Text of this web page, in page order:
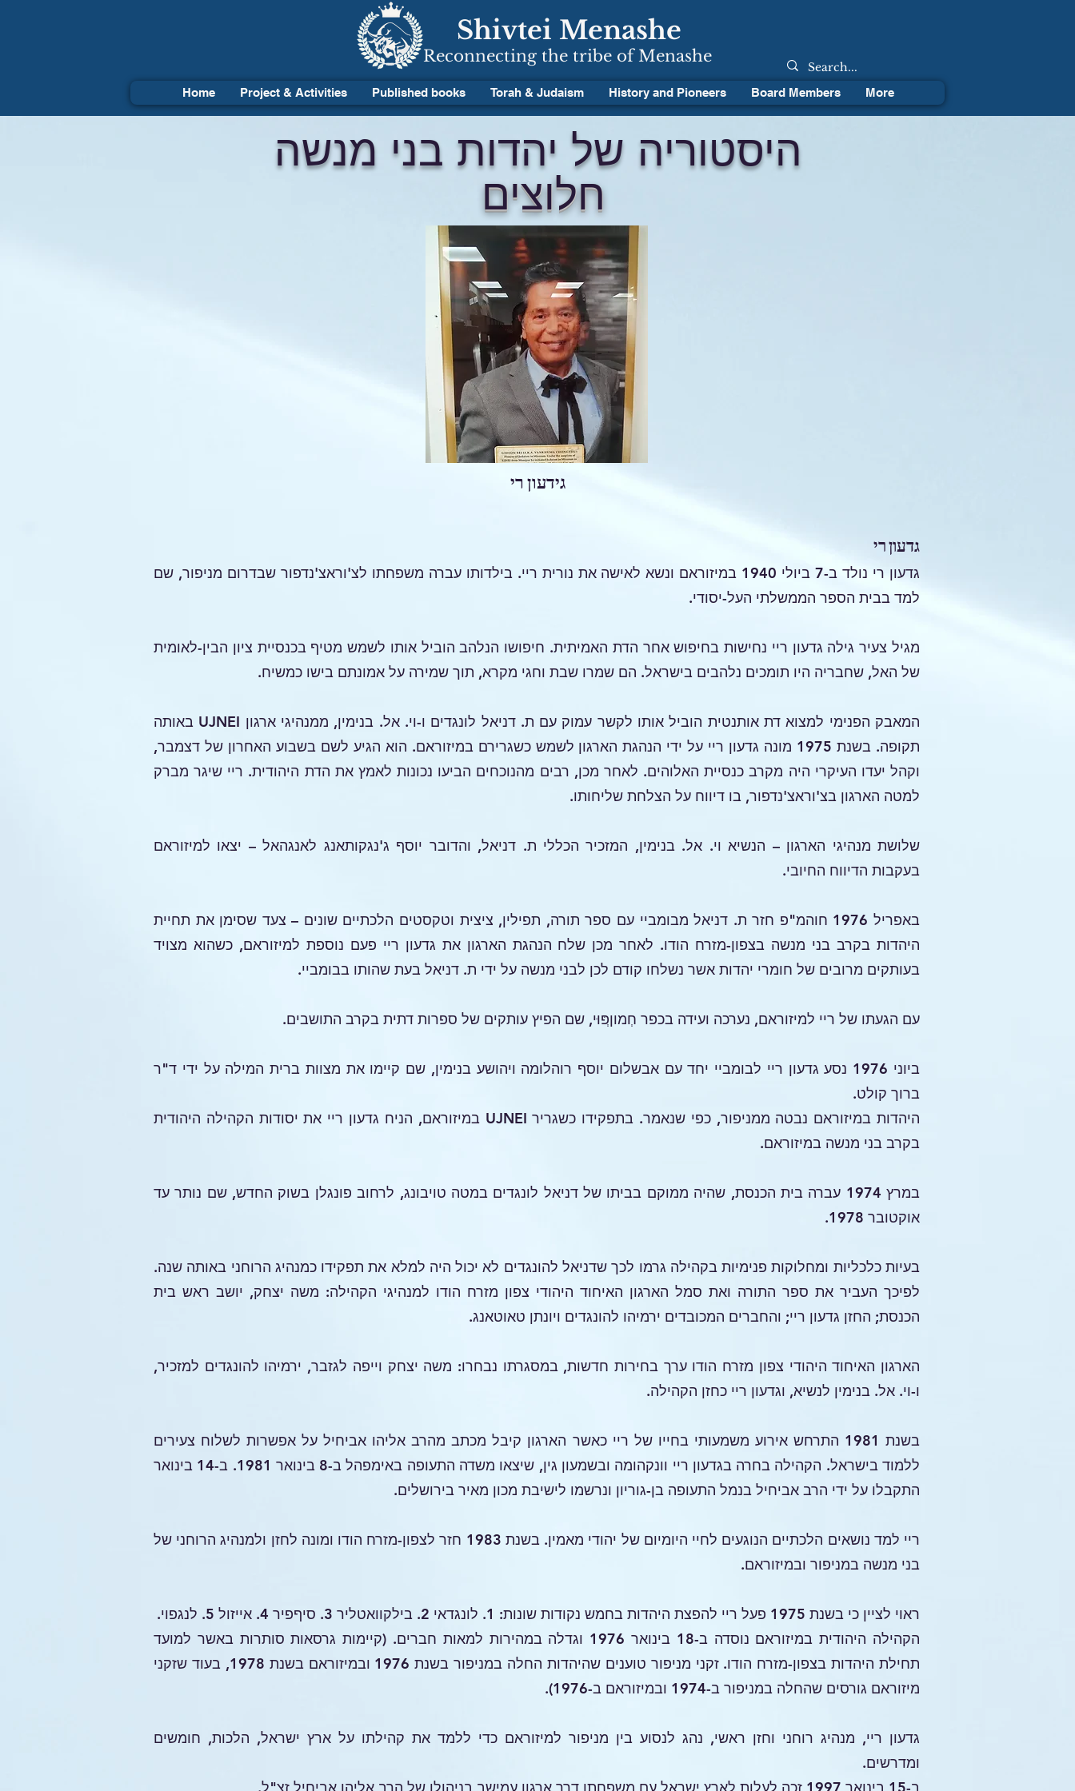
Shivtei Menashe
Reconnecting the tribe of Menashe
Home Project & Activities Published books Torah & Judaism History and Pioneers Board Members More
היסטוריה של יהדות בני מנשה
חלוצים
גידעון רי
גדעון רי
גדעון רי נולד ב-7 ביולי 1940 במיזוראם ונשא לאישה את נורית ריי. בילדותו עברה משפחתו לצ'וראצ'נדפור שבדרום מניפור, שם
למד בבית הספר הממשלתי העל-יסודי.
מגיל צעיר גילה גדעון ריי נחישות בחיפוש אחר הדת האמיתית. חיפושו הנלהב הוביל אותו לשמש מטיף בכנסיית ציון הבין-לאומית
של האל, שחבריה היו תומכים נלהבים בישראל. הם שמרו שבת וחגי מקרא, תוך שמירה על אמונתם בישו כמשיח.
המאבק הפנימי למצוא דת אותנטית הוביל אותו לקשר עמוק עם ת. דניאל לונגדים ו-וי. אל. בנימין, ממנהיגי ארגון UJNEI באותה
תקופה. בשנת 1975 מונה גדעון ריי על ידי הנהגת הארגון לשמש כשגרירם במיזוראם. הוא הגיע לשם בשבוע האחרון של דצמבר,
וקהל יעדו העיקרי היה מקרב כנסיית האלוהים. לאחר מכן, רבים מהנוכחים הביעו נכונות לאמץ את הדת היהודית. ריי שיגר מברק
למטה הארגון בצ'וראצ'נדפור, בו דיווח על הצלחת שליחותו.
שלושת מנהיגי הארגון – הנשיא וי. אל. בנימין, המזכיר הכללי ת. דניאל, והדובר יוסף ג'נגקותאנג לאנגהאל – יצאו למיזוראם
בעקבות הדיווח החיובי.
באפריל 1976 חוהמ"פ חזר ת. דניאל מבומביי עם ספר תורה, תפילין, ציצית וטקסטים הלכתיים שונים – צעד שסימן את תחיית
היהדות בקרב בני מנשה בצפון-מזרח הודו. לאחר מכן שלח הנהגת הארגון את גדעון ריי פעם נוספת למיזוראם, כשהוא מצויד
בעותקים מרובים של חומרי יהדות אשר נשלחו קודם לכן לבני מנשה על ידי ת. דניאל בעת שהותו בבומביי.
עם הגעתו של ריי למיזוראם, נערכה ועידה בכפר חְמוןְפּוּי, שם הפיץ עותקים של ספרות דתית בקרב התושבים.
ביוני 1976 נסע גדעון ריי לבומביי יחד עם אבשלום יוסף רוהלומה ויהושע בנימין, שם קיימו את מצוות ברית המילה על ידי ד"ר
ברוך קולט.
היהדות במיזוראם נבטה ממניפור, כפי שנאמר. בתפקידו כשגריר UJNEI במיזוראם, הניח גדעון ריי את יסודות הקהילה היהודית
בקרב בני מנשה במיזוראם.
במרץ 1974 עברה בית הכנסת, שהיה ממוקם בביתו של דניאל לונגדים במטה טויבונג, לרחוב פונגלן בשוק החדש, שם נותר עד
אוקטובר 1978.
בעיות כלכליות ומחלוקות פנימיות בקהילה גרמו לכך שדניאל להונגדים לא יכול היה למלא את תפקידו כמנהיג הרוחני באותה שנה.
לפיכך העביר את ספר התורה ואת סמל הארגון האיחוד היהודי צפון מזרח הודו למנהיגי הקהילה: משה יצחק, יושב ראש בית
הכנסת; החזן גדעון ריי; והחברים המכובדים ירמיהו להונגדים ויונתן טאוטאנג.
הארגון האיחוד היהודי צפון מזרח הודו ערך בחירות חדשות, במסגרתו נבחרו: משה יצחק וייפה לגזבר, ירמיהו להונגדים למזכיר,
ו-וי. אל. בנימין לנשיא, וגדעון ריי כחזן הקהילה.
בשנת 1981 התרחש אירוע משמעותי בחייו של ריי כאשר הארגון קיבל מכתב מהרב אליהו אביחיל על אפשרות לשלוח צעירים
ללמוד בישראל. הקהילה בחרה בגדעון ריי וונקהומה ובשמעון גין, שיצאו משדה התעופה באימפהל ב-8 בינואר 1981. ב-14 בינואר
התקבלו על ידי הרב אביחיל בנמל התעופה בן-גוריון ונרשמו לישיבת מכון מאיר בירושלים.
ריי למד נושאים הלכתיים הנוגעים לחיי היומיום של יהודי מאמין. בשנת 1983 חזר לצפון-מזרח הודו ומונה לחזן ולמנהיג הרוחני של
בני מנשה במניפור ובמיזוראם.
ראוי לציין כי בשנת 1975 פעל ריי להפצת היהדות בחמש נקודות שונות: 1. לונגדאי 2. בילקוואטליר 3. סיףפיר 4. אייזול 5. לנגפוי.
הקהילה היהודית במיזוראם נוסדה ב-18 בינואר 1976 וגדלה במהירות למאות חברים. (קיימות גרסאות סותרות באשר למועד
תחילת היהדות בצפון-מזרח הודו. זקני מניפור טוענים שהיהדות החלה במניפור בשנת 1976 ובמיזוראם בשנת 1978, בעוד שזקני
מיזוראם גורסים שהחלה במניפור ב-1974 ובמיזוראם ב-1976).
גדעון ריי, מנהיג רוחני וחזן ראשי, נהג לנסוע בין מניפור למיזוראם כדי ללמד את קהילתו על ארץ ישראל, הלכות, חומשים
ומדרשים.